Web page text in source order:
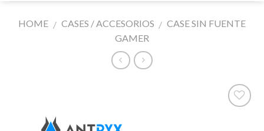
HOME / CASES / ACCESORIOS / CASE SIN FUENTE
GAMER